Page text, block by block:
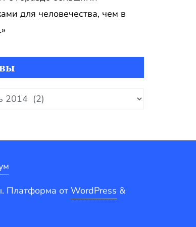
для человечества, чем в
Платформа от WordPress &